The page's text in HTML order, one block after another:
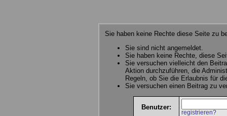
Sie haben keine Rechte diese Seite zu
Sie sind nicht angemeldet.
Sie haben keine Rechte, diese
Sie versuchen vielleicht den
Aktion durchzuführen, die
Regeln, ob Sie die Erlaubnis für
Sie versuchen einen Beitrag zu
Benutzer:
registrieren?